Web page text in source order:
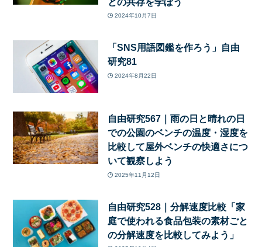
2024年10月7日
「SNS用語図鑑を作ろう」自由
研究81
2024年8月22日
自由研究567｜雨の日と晴れの日
での公園のベンチの温度・湿度を
比較して屋外ベンチの快適さにつ
いて観察しよう
2025年11月12日
自由研究528｜分解速度比較「家
庭で使われる食品包装の素材ごと
の分解速度を比較してみよう」